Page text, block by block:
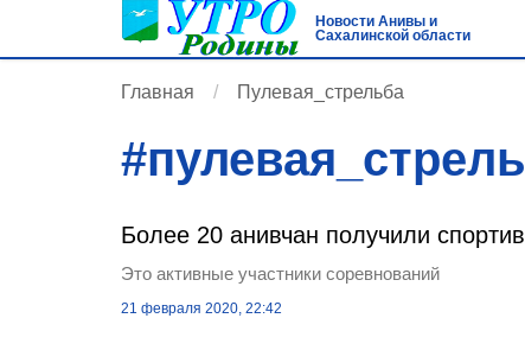
Новости Анивы и
Сахалинской области
Главная Пулевая_стрельба
#
Более 20 анивчан получили
Это активные участники соревнований
21 февраля 2020, 22:42